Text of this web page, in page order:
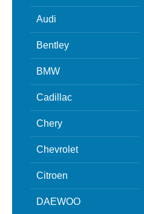
Audi
Bentley
BMW
Cadillac
Chery
Chevrolet
Citroen
DAEWOO